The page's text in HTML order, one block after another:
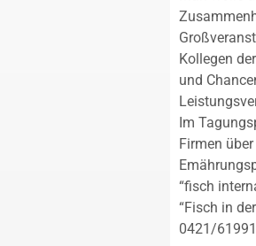
Kollegen
und
Im
Firmen
“fisch
“Fisch in
0421/